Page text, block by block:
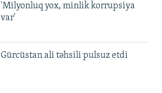
'Milyonluq yox, minlik korrupsiya
var'
Gürcüstan ali təhsili pulsuz etdi